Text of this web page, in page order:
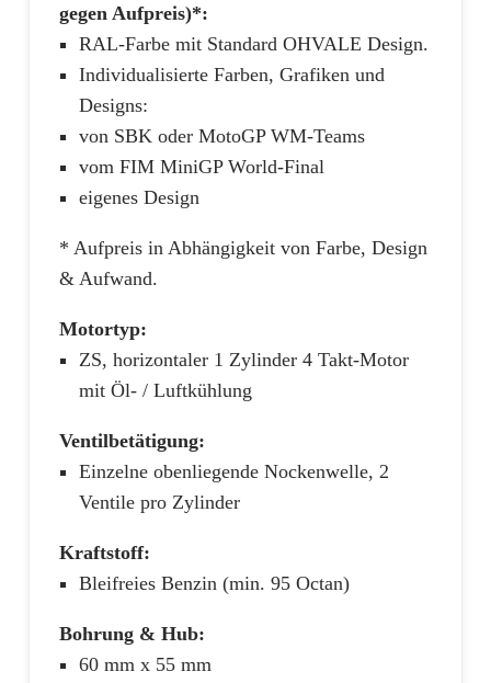
gegen Aufpreis)*:
RAL-Farbe mit Standard OHVALE Design.
Individualisierte Farben, Grafiken und
Designs:
von SBK oder MotoGP WM-Teams
vom FIM MiniGP World-Final
eigenes Design
* Aufpreis in Abhängigkeit von Farbe, Design
& Aufwand.
Motortyp:
ZS, horizontaler 1 Zylinder 4 Takt-Motor
mit Öl- / Luftkühlung
Ventilbetätigung:
Einzelne obenliegende Nockenwelle, 2
Ventile pro Zylinder
Kraftstoff:
Bleifreies Benzin (min. 95 Octan)
Bohrung & Hub:
60 mm x 55 mm